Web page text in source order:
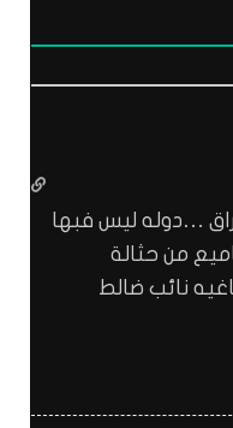
…دوله ليس فبها
من حثالة
نائب ضالط